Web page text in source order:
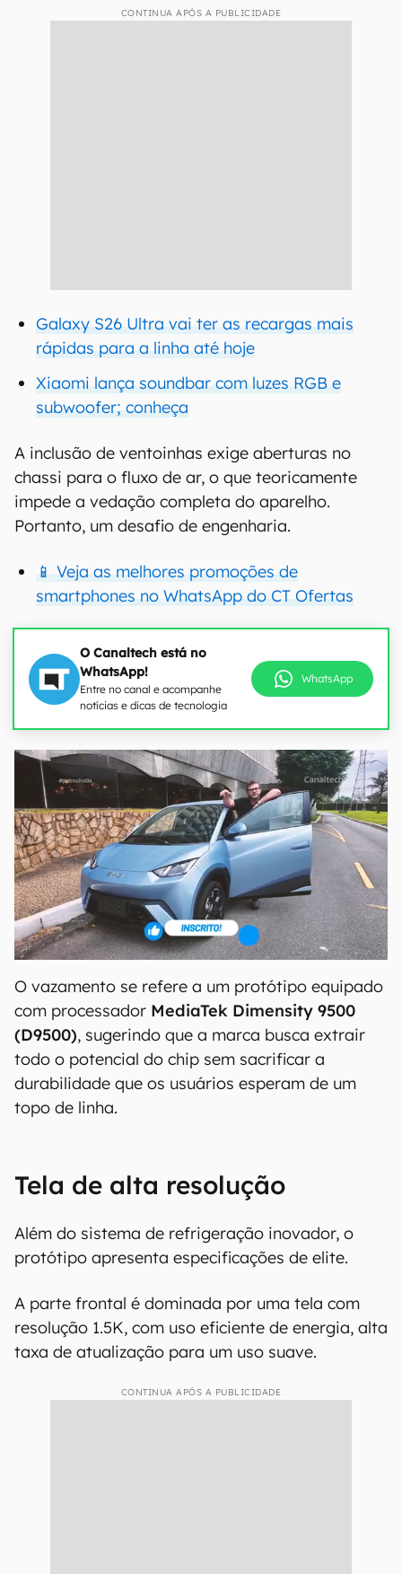
CONTINUA APÓS A PUBLICIDADE
Galaxy S26 Ultra vai ter as recargas mais
rápidas para a linha até hoje
Xiaomi lança soundbar com luzes RGB e
subwoofer; conheça
A inclusão de ventoinhas exige aberturas no
chassi para o fluxo de ar, o que teoricamente
impede a vedação completa do aparelho.
Portanto, um desafio de engenharia.
📱 Veja as melhores promoções de
smartphones no WhatsApp do CT Ofertas
O Canaltech está no
WhatsApp!
Entre no canal e acompanhe
notícias e dicas de tecnologia
WhatsApp
O vazamento se refere a um protótipo equipado
com processador MediaTek Dimensity 9500
(D9500), sugerindo que a marca busca extrair
todo o potencial do chip sem sacrificar a
durabilidade que os usuários esperam de um
topo de linha.
Tela de alta resolução
Além do sistema de refrigeração inovador, o
protótipo apresenta especificações de elite.
A parte frontal é dominada por uma tela com
resolução 1.5K, com uso eficiente de energia, alta
taxa de atualização para um uso suave.
CONTINUA APÓS A PUBLICIDADE